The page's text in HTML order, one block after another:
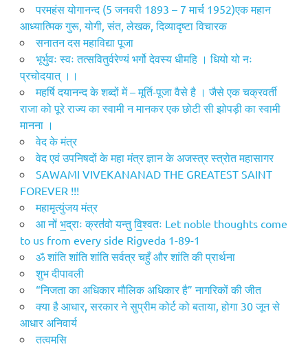
परमहंस योगानन्द (5 जनवरी 1893 – 7 मार्च 1952)एक महान
आध्यात्मिक गुरू, योगी, संत, लेखक, दिव्यादृष्टा विचारक
सनातन दस महाविद्या पूजा
भूर्भुवः स्वः तत्सवितुर्वरेण्यं भर्गो देवस्य धीमहि । धियो यो नः
प्रचोदयात् ।।
महर्षि दयानन्द के शब्दों में – मूर्ति-पूजा वैसे है । जैसे एक चक्रवर्ती
राजा को पूरे राज्य का स्वामी न मानकर एक छोटी सी झोपड़ी का स्वामी
मानना ।
वेद के मंत्र
वेद एवं उपनिषदों के महा मंत्र ज्ञान के अजस्त्र स्त्रोत महासागर
SAWAMI VIVEKANANAD THE GREATEST SAINT
FOREVER !!!
महामृत्युंजय मंत्र
आ नो॑ भ॒द्राः क्रत॑वो यन्तु वि॒श्वतः Let noble thoughts come
to us from every side Rigveda 1-89-1
ॐ शांति शांति शांति सर्वत्र चहुँ और शांति की प्रार्थना
शुभ दीपावली
“निजता का अधिकार मौलिक अधिकार है” नागरिकों की जीत
क्या है आधार, सरकार ने सुप्रीम कोर्ट को बताया, होगा 30 जून से
आधार अनिवार्य
तत्वमसि